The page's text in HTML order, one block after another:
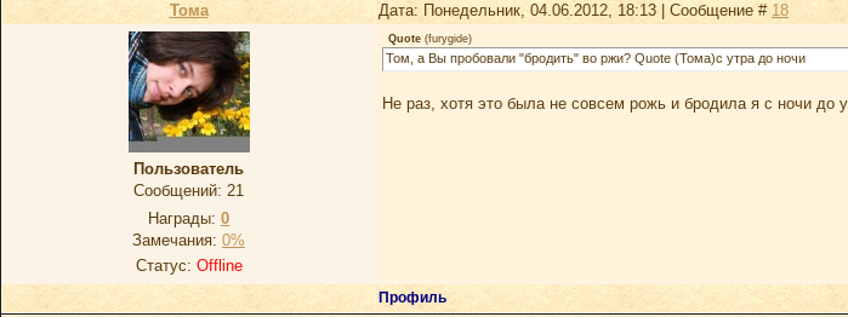
Тома Дата: Понедельник, 04.06.2012, 18:13 | Сообщение # 18
Пользователь
Сообщений: 21
Награды: 0
Замечания: 0%
Статус: Offline
Quote (furygide)
Том, а Вы пробовали "бродить" во ржи? Quote (Тома)с утра до ночи
Не раз, хотя это была не совсем рожь и бродила я с ночи до
Профиль